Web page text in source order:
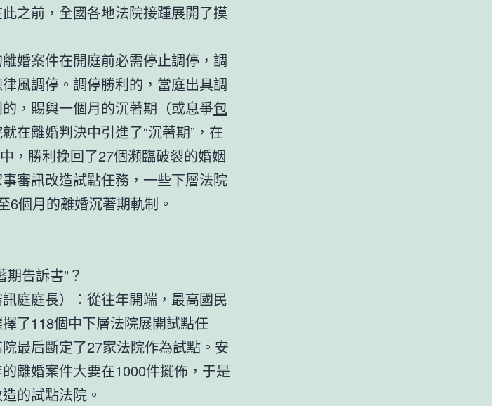
之前，全國各地法院接踵展開了摸
婚案件在開庭前必需停止調停，調
風調停。調停勝利的，當庭出具調
，賜與一個月的沉著期（或息爭包
在離婚判決中引進了“沉著期”，在
，勝利挽回了27個瀕臨破裂的婚姻
審訊改造試點任務，一些下層法院
6個月的離婚沉著期軌制。
告訴書”？
庭庭長）：從往年開端，最高國民
了118個中下層法院展開試點任
最后斷定了27家法院作為試點。安
離婚案件大要在1000件擺佈，于是
的試點法院。